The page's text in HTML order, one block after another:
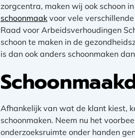
zorgcentra, maken wij ook schoon
schoonmaak voor vele
Raad voor Arbeidsverhoudingen
schoon te maken in de
is dan ook anders schoonmaken
Afhankelijk van wat de klant kiest,
schoonmaken. Neem nu het
onderzoeksruimte onder handen